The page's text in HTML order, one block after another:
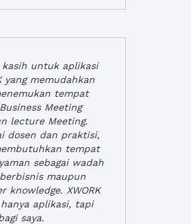
kasih untuk aplikasi
yang memudahkan
tempat
Meeting
lecture Meeting.
dosen dan praktisi,
tempat
sebagai wadah
maupun
knowledge. XWORK
aplikasi, tapi
saya.